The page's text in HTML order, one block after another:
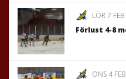
LÖR 7
Förlust 4-8
ONS 4